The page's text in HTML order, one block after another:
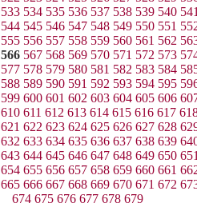
533 534 535 536 537 538 539 540
544 545 546 547 548 549 550 551
555 556 557 558 559 560 561 562
566 567 568 569 570 571 572 573
577 578 579 580 581 582 583 584
588 589 590 591 592 593 594 595
599 600 601 602 603 604 605 606
610 611 612 613 614 615 616 617
621 622 623 624 625 626 627 628
632 633 634 635 636 637 638 639
643 644 645 646 647 648 649 650
654 655 656 657 658 659 660 661
665 666 667 668 669 670 671 672
674 675 676 677 678 679